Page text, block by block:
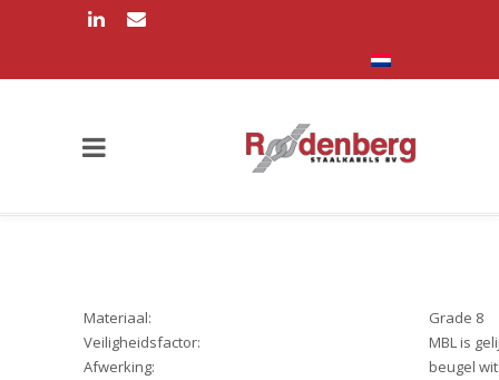
Materiaal:
Grade 8
Veiligheidsfactor:
MBL is
Afwerking:
beugel